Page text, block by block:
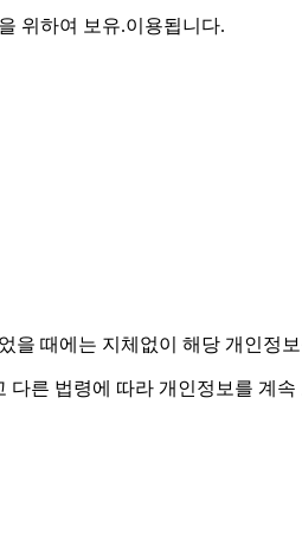
위하여 보유.이용됩니다.
을 때에는 지체없이 해당 개인정
른 법령에 따라 개인정보를 계